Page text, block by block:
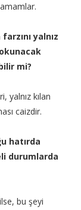
yalnız
mi?
yalnız kılan
caizdir.
hatırda
durumlarda
bu şeyi